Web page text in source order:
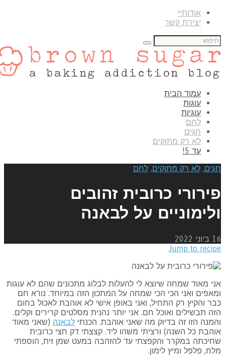
אודותיי
יצירת קשר
עמוד הבית
עוגות
עוגיות
לחם
חגים
לא רק מתוקים
עד 5!
,לא רק מתוקים,לחם
כרובית זהובים
על לבאנה
2022
Jump to
מאוד שמחה שיוצא לי להעלות לבלוג מתכונים שהם לא עוגות
ואני הכי הכי שמחה על המתכון הזה במיוחד. נורא חם
והקיץ רק התחיל, ואני באופן אישי לא אוהבת לאכול בחום
תבשילים ואוכל חם. אני יותר נהנית מסלטים קרירים וקלים.
הזו זה בדיוק מה שאני אוהבת. הכנתילבאנה(שאני מאוד
כל השנה) ורציתי משהו ליד. קצצתי דק חצי כרובית
במקרר והקפצתי עד להזהבה במעט שמן זית, הוספתי
פלפל ומיץ לימון.